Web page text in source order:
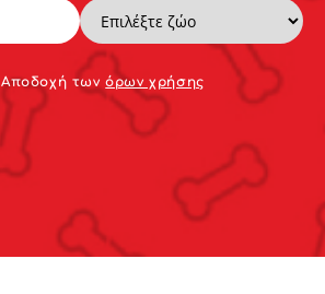
Αποδoχή τωνόρων χρήσης